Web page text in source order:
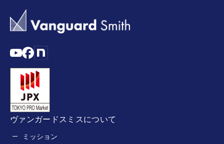
ヴァンガードスミスについて
ミッション